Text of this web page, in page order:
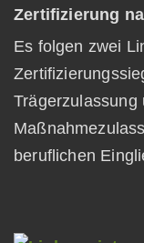
Zertifizierung
Es folgen zwei
Trägerzulassung
beruflichen